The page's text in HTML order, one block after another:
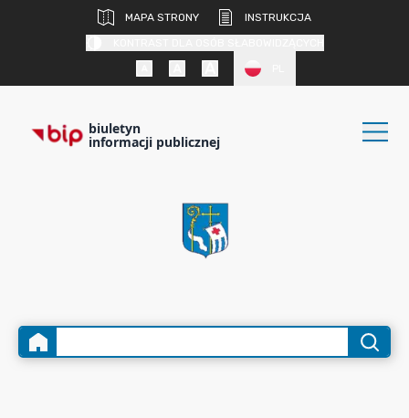
MAPA STRONY
INSTRUKCJA
biuletyn
informacji publicznej